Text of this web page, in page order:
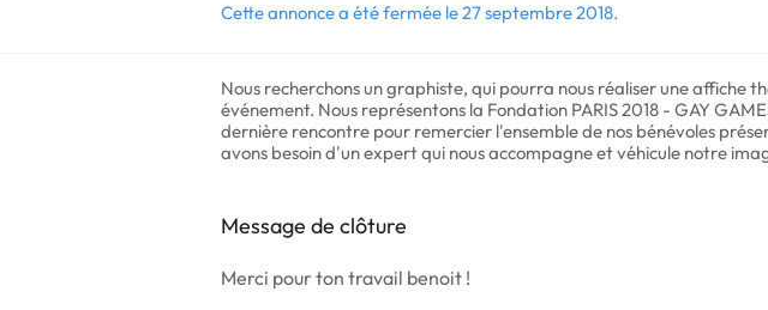
Cette annonce a été fermée le 27 septembre 2018.
Nous recherchons un graphiste, qui pourra nous réaliser une affiche
événement. Nous représentons la Fondation PARIS 2018 - GAY
dernière rencontre pour remercier l'ensemble de nos bénévoles
avons besoin d'un expert qui nous accompagne et véhicule notre
Message de clôture
Merci pour ton travail benoit !